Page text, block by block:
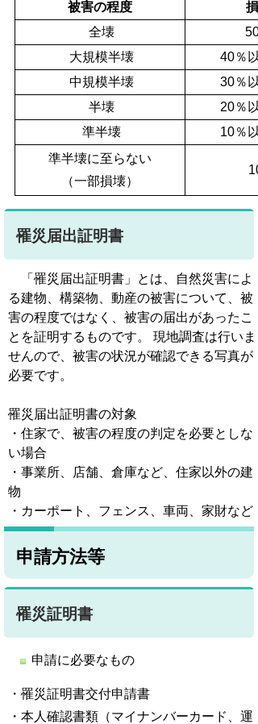
被害の程度
全壊
大規模半壊
40％
中規模半壊
30％
半壊
20％
準半壊
10％
準半壊に至らない
（一部損壊）
罹災届出証明書
「罹災届出証明書」とは、自然災害によ
る建物、構築物、動産の被害について、被
害の程度ではなく、被害の届出があったこ
とを証明するものです。 現地調査は行いま
せんので、被害の状況が確認できる写真が
必要です。
罹災届出証明書の対象
・住家で、被害の程度の判定を必要としな
い場合
・事業所、店舗、倉庫など、住家以外の建
物
・カーポート、フェンス、車両、家財など
申請方法等
罹災証明書
申請に必要なもの
・罹災証明書交付申請書
・本人確認書類（マイナンバーカード、運